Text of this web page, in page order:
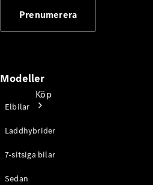
Köp
Prenumerera
Modeller
Elbilar
Laddhybrider
7-sitsiga bilar
Sedan